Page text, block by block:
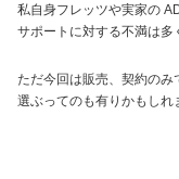
私自身フレッツや実家の
サポートに対する不満は多
ただ今回は販売、契約のみ
選ぶってのも有りかもしれ